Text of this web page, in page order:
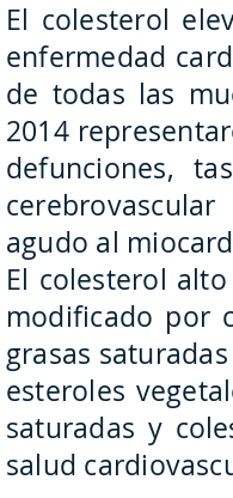
El colesterol
enfermedad
de todas las
2014
defunciones,
agudo al
El colesterol
modificado por
grasas
esteroles
saturadas y
salud